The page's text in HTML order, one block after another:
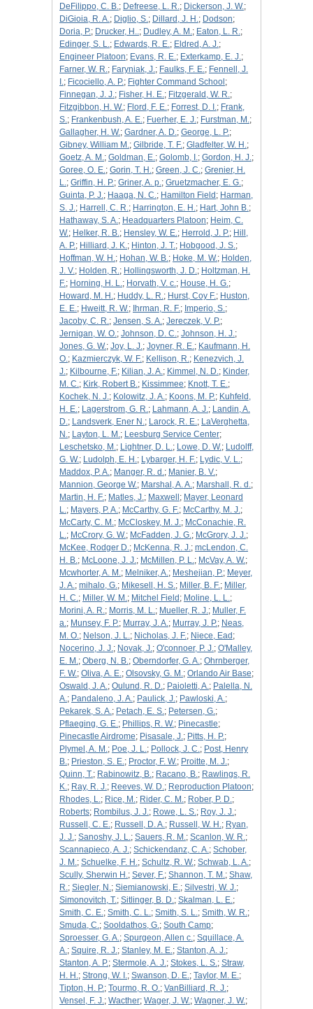
DeFilippo, C. B.; Defreese, L. R.; Dickerson, J. W.;
DiGioia, R. A.; Diglio, S.; Dillard, J. H.; Dodson;
Doria, P.; Drucker, H..; Dudley, A. M.; Eaton, L. R.;
Edinger, S. L.; Edwards, R. E.; Eldred, A. J.;
Engineer Platoon; Evans, R. E.; Exterkamp, E. J.;
Farner, W. R.; Faryniak, J.; Faulks, F. E.; Fennell, J.
I.; Ficociello, A. P.; Fighter Command School ;
Finnegan, J. J.; Fisher, H. E.; Fitzgerald, W. R.;
Fitzgibbon, H. W.; Flord, F. E.; Forrest, D. I.; Frank,
S.; Frankenbush, A. E.; Fuerher, E. J.; Furstman, M.;
Gallagher, H. W.; Gardner, A. D.; George, L. P.;
Gibney, William M.; Gilbride, T. F.; Gladfelter, W. H.;
Goetz, A. M.; Goldman, E.; Golomb, I.; Gordon, H. J.;
Goree, O. E.; Gorin, T. H.; Green, J. C.; Grenier, H.
L.; Griffin, H. P.; Griner, A. p.; Gruetzmacher, E. G.;
Guinta, P. J.; Haaga, N. C.; Hamilton Field ; Harman,
S. J.; Harrell, C. R.; Harrington, E. H.; Hart, John B.;
Hathaway, S. A.; Headquarters Platoon; Heim, C.
W.; Helker, R. B.; Hensley, W. E.; Herrold, J. P.; Hill,
A. P.; Hilliard, J. K.; Hinton, J. T.; Hobgood, J. S.;
Hoffman, W. H.; Hohan, W. B.; Hoke, M. W.; Holden,
J. V.; Holden, R.; Hollingsworth, J. D.; Holtzman, H.
F.; Horning, H. L.; Horvath, V. c.; House, H. G.;
Howard, M. H.; Huddy, L. R.; Hurst, Coy F.; Huston,
E. E.; Hweitt, R. W.; Ihrman, R. F.; Imperio, S.;
Jacoby, C. R.; Jensen, S. A.; Jereczek, V. P.;
Jernigan, W. O.; Johnson, D. C.; Johnson, H. J.;
Jones, G. W.; Joy, L. J.; Joyner, R. E.; Kaufmann, H.
O.; Kazmierczyk, W. F.; Kellison, R.; Kenezvich, J.
J.; Kilbourne, F.; Kilian, J. A.; Kimmel, N. D.; Kinder,
M. C.; Kirk, Robert B.; Kissimmee; Knott, T. E.;
Kochek, N. J.; Kolowitz, J. A.; Koons, M. P.; Kuhfeld,
H. E.; Lagerstrom, G. R.; Lahmann, A. J.; Landin, A.
D.; Landsverk, Ener N.; Larock, R. E.; LaVerghetta,
N.; Layton, L. M.; Leesburg Service Center;
Leschetsko, M.; Lightner, D. L.; Lowe, D. W.; Ludolff,
G. W.; Ludolph, E. H.; Lybarger, H. F.; Lydic, V. L.;
Maddox, P. A.; Manger, R. d.; Manier, B. V.;
Mannion, George W.; Marshal, A. A.; Marshall, R. d.;
Martin, H. F.; Matles, J.; Maxwell ; Mayer, Leonard
L.; Mayers, P. A.; McCarthy, G. F.; McCarthy, M. J.;
McCarty, C. M.; McCloskey, M. J.; McConachie, R.
L.; McCrory, G. W.; McFadden, J. G.; McGrory, J. J.;
McKee, Rodger D.; McKenna, R. J.; mcLendon, C.
H. B.; McLoone, J. J.; McMillen, P. L.; McVay, A. W.;
Mcwhorter, A. M.; Melniker, A.; Meshejian, P.; Meyer,
J. A.; mihalo, G.; Mikesell, H. S.; Miller, B. F.; Miller,
H. C.; Miller, W. M.; Mitchel Field ; Moline, L. L.;
Morini, A. R.; Morris, M. L.; Mueller, R. J.; Muller, F.
a.; Munsey, F. P.; Murray, J. A.; Murray, J. P.; Neas,
M. O.; Nelson, J. L.; Nicholas, J. F.; Niece, Ead ;
Nocerino, J. J.; Novak, J.; O'connoer, P. J.; O'Malley,
E. M.; Oberg, N. B.; Oberndorfer, G. A.; Ohrnberger,
F. W.; Oliva, A. E.; Olsovsky, G. M.; Orlando Air Base;
Oswald, J. A.; Oulund, R. D.; Paioletti, A.; Palella, N.
A.; Pandaleno, J. A.; Paulick, J.; Pawloski, A.;
Pekarek, S. A.; Petach, E. S.; Petersen, G.;
Pflaeging, G. E.; Phillips, R. W.; Pinecastle;
Pinecastle Airdrome; Pisasale, J.; Pitts, H. P.;
Plymel, A. M.; Poe, J. L.; Pollock, J. C.; Post, Henry
B.; Prieston, S. E.; Proctor, F. W.; Proitte, M. J.;
Quinn, T.; Rabinowitz, B.; Racano, B.; Rawlings, R.
K.; Ray, R. J.; Reeves, W. D.; Reproduction Platoon;
Rhodes, L.; Rice, M.; Rider, C. M.; Rober, P. D.;
Roberts; Rombilus, J. J.; Rowe, L. S.; Roy, J. J.;
Russell, C. E.; Russell, D. A.; Russell, W. H.; Ryan,
J. J.; Sanoshy, J. L.; Sauers, R. M.; Scanlon, W. R.;
Scannapieco, A. J.; Schickendanz, C. A.; Schober,
J. M.; Schuelke, F. H.; Schultz, R. W.; Schwab, L. A.;
Scully, Sherwin H.; Sever, F.; Shannon, T. M.; Shaw,
R.; Siegler, N.; Siemianowski, E.; Silvestri, W. J.;
Simonovitch, T.; Sitlinger, B. D.; Skalman, L. E.;
Smith, C. E.; Smith, C. L.; Smith, S. L.; Smith, W. R.;
Smuda, C.; Sooldathos, G.; South Camp;
Sproesser, G. A.; Spurgeon, Allen c.; Squillace, A.
A.; Squire, R. J.; Stanley, M. E.; Stanton, A. J.;
Stanton, A. P.; Stermole, A. J.; Stokes, L. S.; Straw,
H. H.; Strong, W. I.; Swanson, D. E.; Taylor, M. E.;
Tipton, H. P.; Tourmo, R. O.; VanBilliard, R. J.;
Vensel, F. J.; Wacther; Wager, J. W.; Wagner, J. W.;